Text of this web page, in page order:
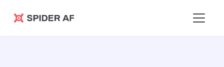
Spider AF